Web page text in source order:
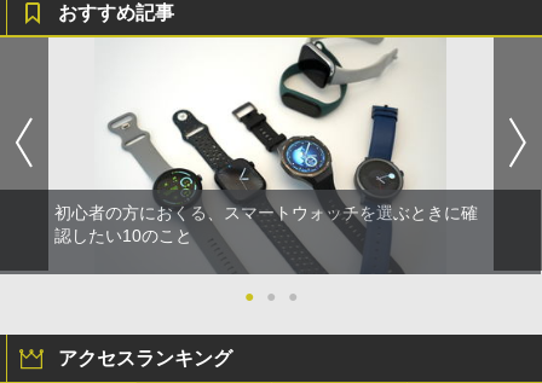
おすすめ記事
初心者の方におくる、スマートウォッチを選ぶときに確
認したい10のこと
● ● ●
アクセスランキング